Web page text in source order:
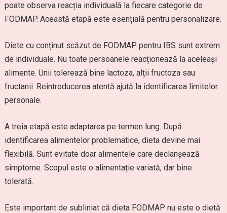
poate observa reacția individuală la fiecare categorie de
FODMAP. Această etapă este esențială pentru personalizare.
Diete cu conținut scăzut de FODMAP pentru IBS sunt extrem
de individuale. Nu toate persoanele reacționează la aceleași
alimente. Unii tolerează bine lactoza, alții fructoza sau
fructanii. Reintroducerea atentă ajută la identificarea limitelor
personale.
A treia etapă este adaptarea pe termen lung. După
identificarea alimentelor problematice, dieta devine mai
flexibilă. Sunt evitate doar alimentele care declanșează
simptome. Scopul este o alimentație variată, dar bine
tolerată.
Este important de subliniat că dieta FODMAP nu este o dietă